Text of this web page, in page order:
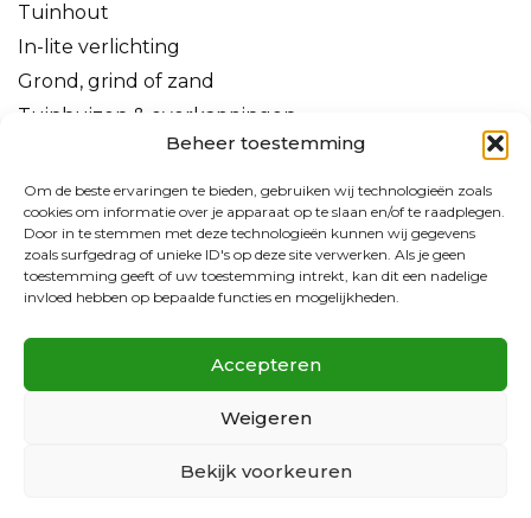
Beheer toestemming
Om de beste ervaringen te bieden, gebruiken wij technologieën zoals
cookies om informatie over je apparaat op te slaan en/of te raadplegen.
Door in te stemmen met deze technologieën kunnen wij gegevens
zoals surfgedrag of unieke ID's op deze site verwerken. Als je geen
toestemming geeft of uw toestemming intrekt, kan dit een nadelige
invloed hebben op bepaalde functies en mogelijkheden.
Accepteren
Weigeren
Bekijk voorkeuren
Tuinhout
In-lite verlichting
Grond, grind of zand
Tuinhuizen & overkappingen
Kijk snel bij de actieproducten voor de